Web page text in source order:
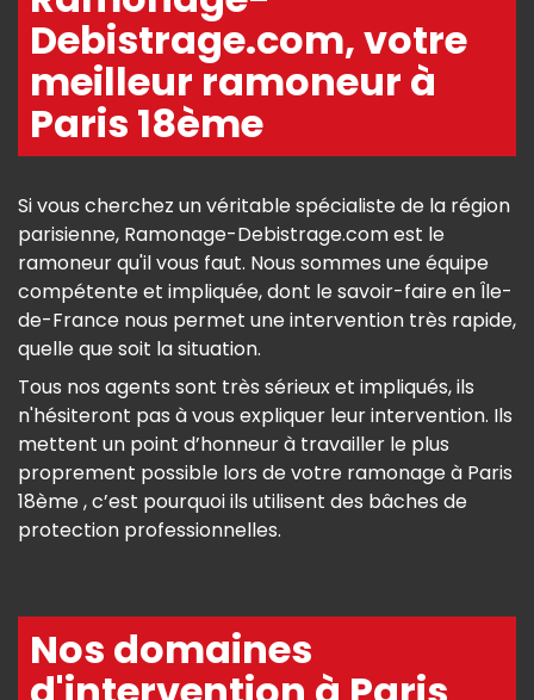
Debistrage.com, votre
meilleur ramoneur à
Paris 18ème
Si vous cherchez un véritable spécialiste de la région
parisienne, Ramonage-Debistrage.com est le
ramoneur qu'il vous faut. Nous sommes une équipe
compétente et impliquée, dont le savoir-faire en Île-
de-France nous permet une intervention très rapide,
quelle que soit la situation.
Tous nos agents sont très sérieux et impliqués, ils
n'hésiteront pas à vous expliquer leur intervention. Ils
mettent un point d’honneur à travailler le plus
proprement possible lors de votre ramonage à Paris
18ème , c’est pourquoi ils utilisent des bâches de
protection professionnelles.
Nos domaines